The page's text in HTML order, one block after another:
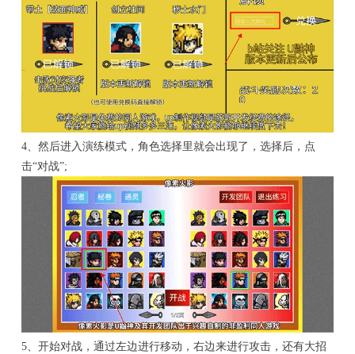
4、然后进入演练模式，角色选择里就会出现了，选择后，点
击“对战”;
5、开始对战，通过左边进行移动，右边来进行攻击，还有大招